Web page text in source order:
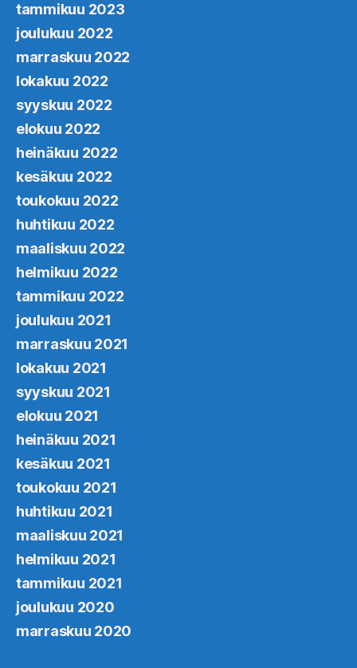
tammikuu 2023
joulukuu 2022
marraskuu 2022
lokakuu 2022
syyskuu 2022
elokuu 2022
heinäkuu 2022
kesäkuu 2022
toukokuu 2022
huhtikuu 2022
maaliskuu 2022
helmikuu 2022
tammikuu 2022
joulukuu 2021
marraskuu 2021
lokakuu 2021
syyskuu 2021
elokuu 2021
heinäkuu 2021
kesäkuu 2021
toukokuu 2021
huhtikuu 2021
maaliskuu 2021
helmikuu 2021
tammikuu 2021
joulukuu 2020
marraskuu 2020